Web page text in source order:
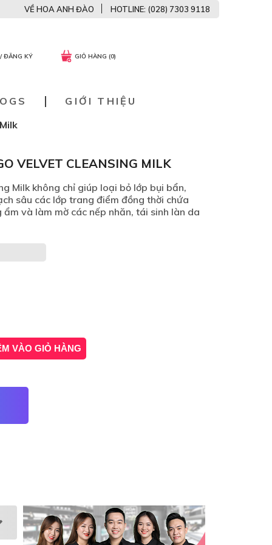
ĐĂNG KÝ GIỎ HÀNG (0)
VỀ HOA ANH ĐÀO HOTLINE: (028) 7303 9118
GIỚI THIỆU
VELVET CLEANSING MILK
Milk không chỉ giúp loại bỏ lớp bụi bẩn,
sâu các lớp trang điểm đồng thời chứa
và làm mờ các nếp nhăn, tái sinh làn da
VÀO GIỎ HÀNG